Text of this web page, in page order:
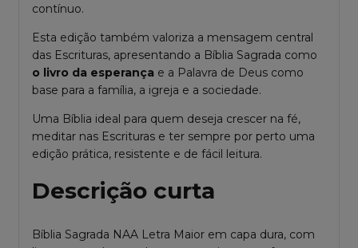
contínuo.
Esta edição também valoriza a mensagem central
das Escrituras, apresentando a Bíblia Sagrada como
o livro da esperança e a Palavra de Deus como
base para a família, a igreja e a sociedade.
Uma Bíblia ideal para quem deseja crescer na fé,
meditar nas Escrituras e ter sempre por perto uma
edição prática, resistente e de fácil leitura.
Descrição curta
Bíblia Sagrada NAA Letra Maior em capa dura, com